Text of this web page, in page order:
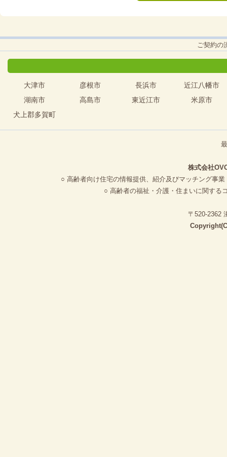
ご契約の
大津市 彦根市 長浜市
近江八幡市
湖南市
高島市 東近江市
米原市
犬上郡多賀町
株式会社
○ 高齢者向け住宅の情報提供、紹介及びマッチング事
○ 高齢者の福祉・介護・住まいに関す
〒520-2362